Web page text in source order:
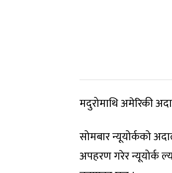
मदुरोमाथि अमेरिकी
सोमबार न्यूयोर्कको
अपहरण गरेर न्यूयोर्क